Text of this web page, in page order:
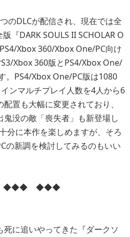
のDLCが配信され、現在では全
『DARK SOULS II SCHOLAR O
Xbox 360/Xbox One/PC向け
Xbox 360版とPS4/Xbox One/
。PS4/Xbox One/PC版は1080
ンマルチプレイ人数を4人から6
置も大幅に変更されており、
没の敵「喪失者」も新登場し
分に本作を楽しめますが、そろ
の新調を検討してみるのもいい
◆◆◆
に追いやってきた『ダークソ